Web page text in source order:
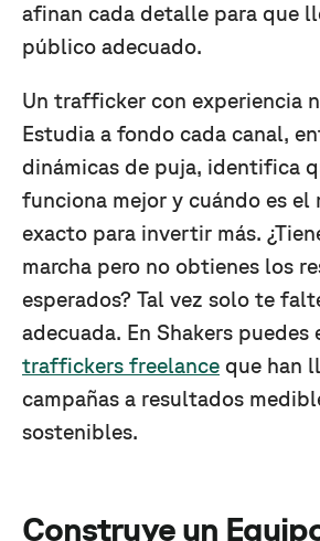
afinan cada detalle para que
público adecuado.
Un trafficker con experiencia
Estudia a fondo cada canal,
dinámicas de puja, identifica
funciona mejor y cuándo es el
exacto para invertir más.
marcha pero no obtienes los
esperados? Tal vez solo te
adecuada. En Shakers puedes
traffickers freelance que han
campañas a resultados
sostenibles.
Construye un